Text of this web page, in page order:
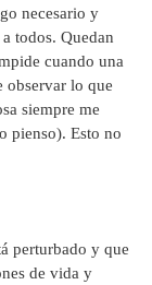
necesario y
todos. Quedan
cuando una
observar lo que
siempre me
pienso). Esto no
perturbado y que
de vida y